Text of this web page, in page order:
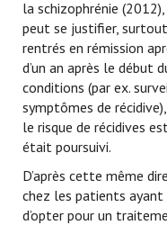
la schizophrénie
peut se justifier,
rentrés en rémission
d’un an après le début
conditions (par ex.
symptômes de
le risque de récidives
était poursuivi.
D’après cette même
chez les patients ayant
d’opter pour un